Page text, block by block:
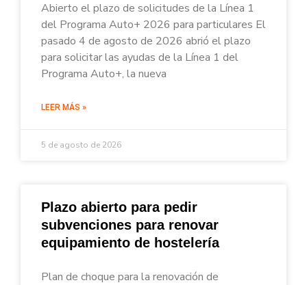
Abierto el plazo de solicitudes de la Línea 1
del Programa Auto+ 2026 para particulares El
pasado 4 de agosto de 2026 abrió el plazo
para solicitar las ayudas de la Línea 1 del
Programa Auto+, la nueva
LEER MÁS »
5 de agosto de 2026
Plazo abierto para pedir
subvenciones para renovar
equipamiento de hostelería
Plan de choque para la renovación de